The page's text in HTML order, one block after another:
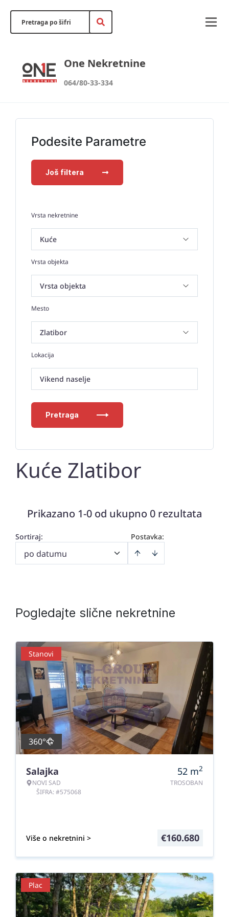
One Nekretnine
064/80-33-334
Podesite Parametre
Još filtera
Vrsta nekretnine
Vrsta objekta
Mesto
Lokacija
Vikend naselje
Pretraga
Kuće Zlatibor
Prikazano 1-0 od ukupno 0 rezultata
Postavka:
Sortiraj:
po datumu
Pogledajte slične nekretnine
Stanovi
360°
Salajka
NOVI SAD
ŠIFRA: #575068
52 m2
TROSOBAN
Više o nekretnini > €160.680
Plac